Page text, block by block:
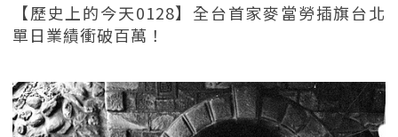
【歷史上的今天0128】全台首家麥當勞插旗台北
單日業績衝破百萬！